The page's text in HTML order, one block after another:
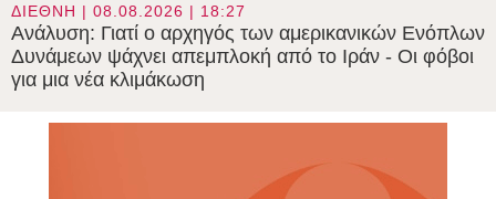
ΔΙΕΘΝΗ | 08.08.2026 | 18:27
Ανάλυση: Γιατί ο αρχηγός των αμερικανικών Ενόπλων
Δυνάμεων ψάχνει απεμπλοκή από το Ιράν - Οι φόβοι
για μια νέα κλιμάκωση